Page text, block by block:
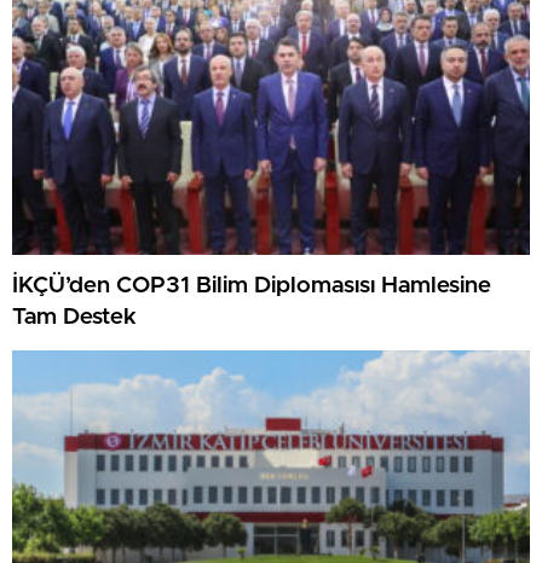
İKÇÜ’den COP31 Bilim Diplomasısı Hamlesine
Tam Destek